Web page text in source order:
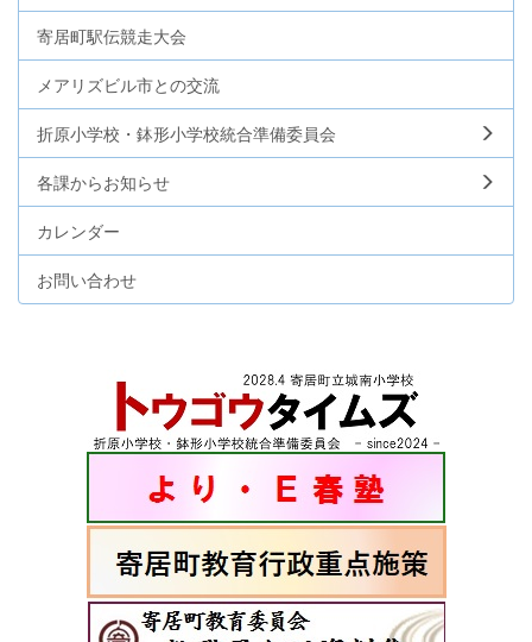
寄居町駅伝競走大会
メアリズビル市との交流
折原小学校・鉢形小学校統合準備委員会
各課からお知らせ
カレンダー
お問い合わせ